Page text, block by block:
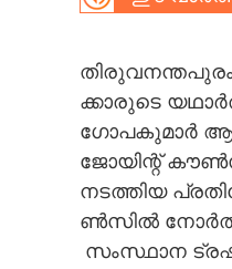
LITERATURE
CONTACT US
ക്കാ​രു​ടെ​
ഗോ​പ​കു​മാ​ർ​
ജോ​യി​ന്റ്
​ന​ട​ത്തി​യ​
ൺ​സി​ൽ​
​സം​സ്ഥാ​ന​